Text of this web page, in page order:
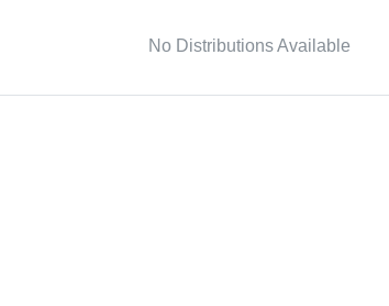
No Distributions Available